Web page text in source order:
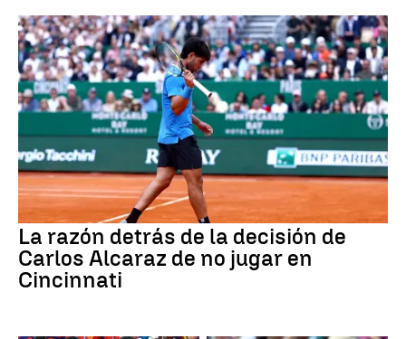
La razón detrás de la decisión de
Carlos Alcaraz de no jugar en
Cincinnati